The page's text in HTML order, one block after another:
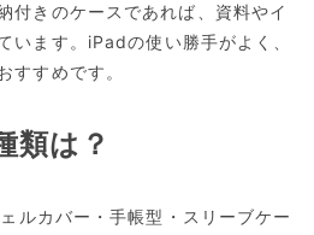
付きのケースであれば、資料やイ
います。iPadの使い勝手がよく、
すすめです。
類は？
ルカバー・手帳型・スリーブケー